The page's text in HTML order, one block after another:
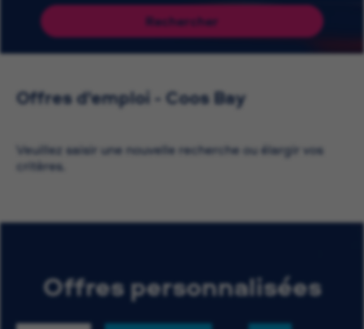
Rechercher
Offres d'emploi - Coos Bay
Veuillez saisir une nouvelle recherche ou élargir vos
critères.
Offres personnalisées